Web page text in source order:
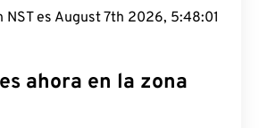
NST es August 7th 2026, 5:48:02
ahora en la zona